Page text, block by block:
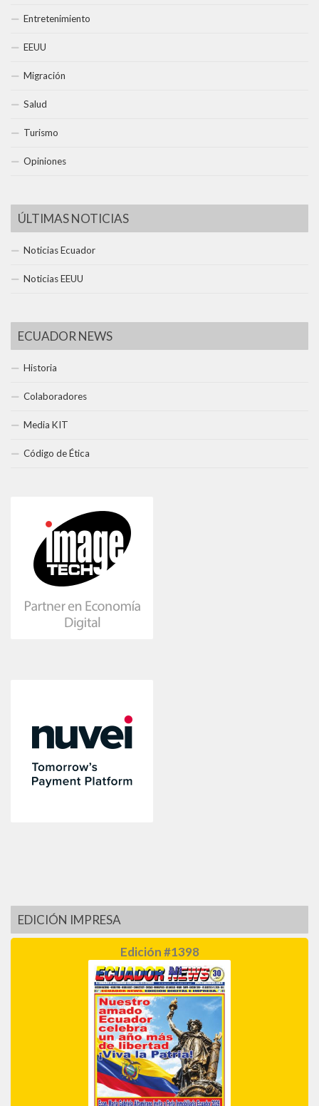
Entretenimiento
EEUU
Migración
Salud
Turismo
Opiniones
ÚLTIMAS NOTICIAS
Noticias Ecuador
Noticias EEUU
ECUADOR NEWS
Historia
Colaboradores
Media KIT
Código de Ética
EDICIÓN IMPRESA
Edición #1398